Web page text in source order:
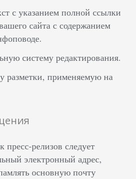
с указанием полной ссылки
сайта с содержанием
систему редактирования.
разметки, применяемую на
пресс-релизов следует
электронный адрес,
основную почту